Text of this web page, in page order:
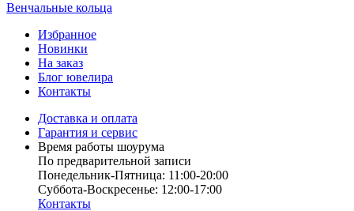
Венчальные кольца
Избранное
Новинки
На заказ
Блог ювелира
Контакты
Доставка и оплата
Гарантия и сервис
Время работы шоурума
По предварительной записи
Понедельник-Пятница: 11:00-20:00
Суббота-Bоcкресенье: 12:00-17:00
Контакты